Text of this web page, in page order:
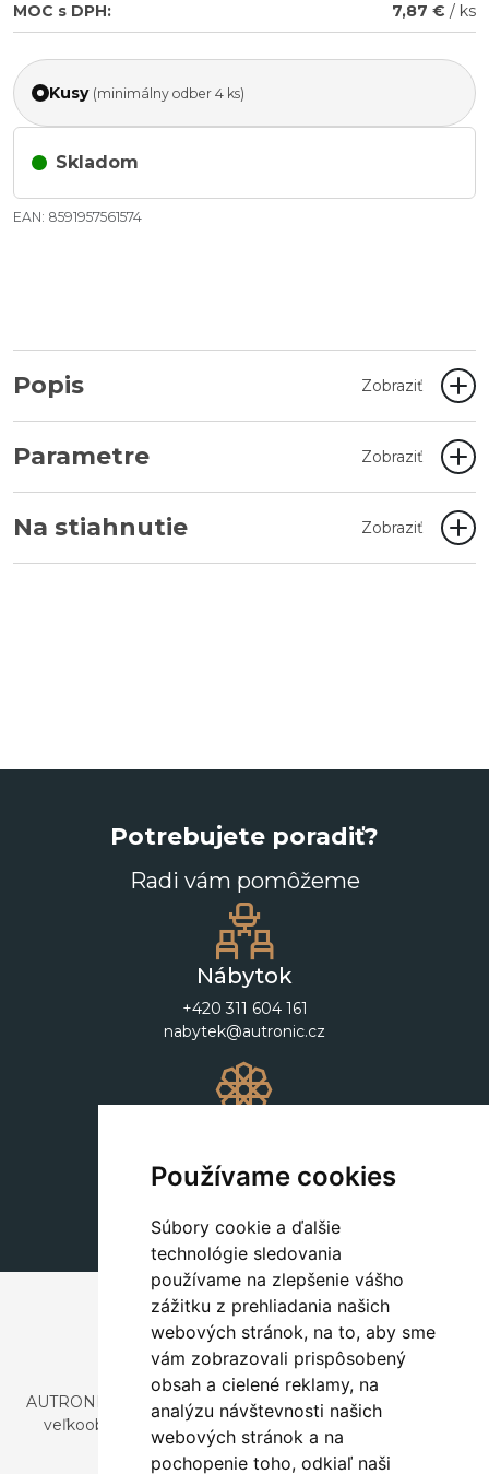
Používame cookies
Súbory cookie a ďalšie
technológie sledovania
používame na zlepšenie vášho
zážitku z prehliadania našich
webových stránok, na to, aby sme
vám zobrazovali prispôsobený
obsah a cielené reklamy, na
analýzu návštevnosti našich
webových stránok a na
pochopenie toho, odkiaľ naši
MOC s DPH: 7,87 € / ks
Kusy (minimálny odber 4 ks)
Skladom
EAN: 8591957561574
Popis Zobraziť
Parametre Zobraziť
Na stiahnutie Zobraziť
Potrebujete poradiť?
Radi vám pomôžeme
Nábytok
+420 311 604 161
nabytek@autronic.cz
+420 311 604 182
dekorace@autronic.cz
AUTRONIC, s.r.o. je spoločnosť zaoberajúca sa dovozom a
veľkoobchodným predajom dizajnového aj štýlového
nábytku a dekorácií.